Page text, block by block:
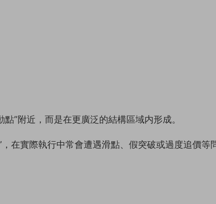
”附近，而是在更廣泛的結構區域内形成。
在實際執行中常會遭遇滑點、假突破或過度追價等